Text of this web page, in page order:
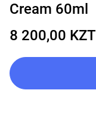
Cream 60ml
8 200,00 KZT